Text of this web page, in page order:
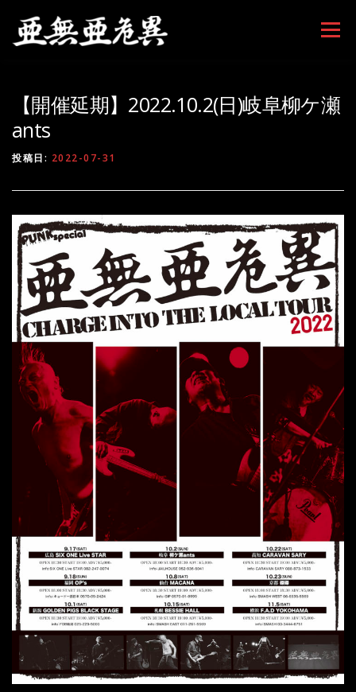
メニュー
【開催延期】2022.10.2(日)岐阜柳ケ瀬
ants
投稿日: 2022-07-31